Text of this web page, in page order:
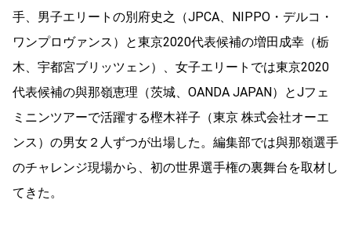
手、男子エリートの別府史之（JPCA、NIPPO・デルコ・
ワンプロヴァンス）と東京2020代表候補の増田成幸（栃
木、宇都宮ブリッツェン）、女子エリートでは東京2020
代表候補の與那嶺恵理（茨城、OANDA JAPAN）とJフェ
ミニンツアーで活躍する樫木祥子（東京 株式会社オーエ
ンス）の男女２人ずつが出場した。編集部では與那嶺選手
のチャレンジ現場から、初の世界選手権の裏舞台を取材し
てきた。